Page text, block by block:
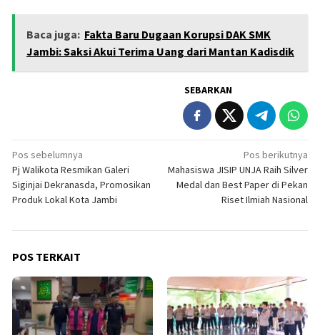
Baca juga: Fakta Baru Dugaan Korupsi DAK SMK
Jambi: Saksi Akui Terima Uang dari Mantan Kadisdik
SEBARKAN
Navigasi
pos
Pos sebelumnya
Pj Walikota Resmikan Galeri
Siginjai Dekranasda, Promosikan
Produk Lokal Kota Jambi
Pos berikutnya
Mahasiswa JISIP UNJA Raih Silver
Medal dan Best Paper di Pekan
Riset Ilmiah Nasional
POS TERKAIT